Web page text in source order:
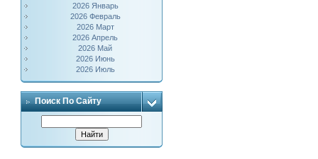
2026 Январь
2026 Февраль
2026 Март
2026 Апрель
2026 Май
2026 Июнь
2026 Июль
Поиск По Сайту